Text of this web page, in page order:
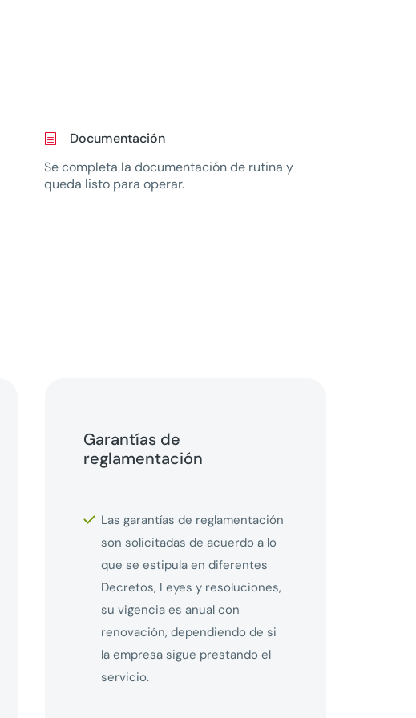
h
Documentación
Se completa la documentación de rutina y
queda listo para operar.
Garantías de
reglamentación
Las garantías de reglamentación
son solicitadas de acuerdo a lo
que se estipula en diferentes
Decretos, Leyes y resoluciones,
su vigencia es anual con
renovación, dependiendo de si
la empresa sigue prestando el
servicio.